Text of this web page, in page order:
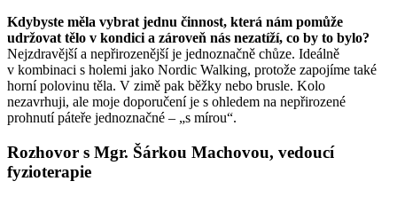
Kdybyste měla vybrat jednu činnost, která nám pomůže
udržovat tělo v kondici a zároveň nás nezatíží, co by to bylo?
Nejzdravější a nepřirozenější je jednoznačně chůze. Ideálně
v kombinaci s holemi jako Nordic Walking, protože zapojíme také
horní polovinu těla. V zimě pak běžky nebo brusle. Kolo
nezavrhuji, ale moje doporučení je s ohledem na nepřirozené
prohnutí páteře jednoznačné – „s mírou“.
Rozhovor s Mgr. Šárkou Machovou, vedoucí
fyzioterapie